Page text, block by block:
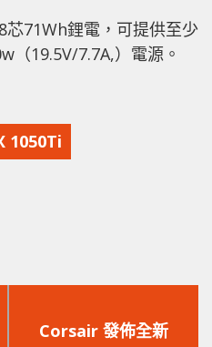
71Wh鋰電，可提供至少
（19.5V/7.7A,）電源。
1050Ti
一
Corsair 發佈全新